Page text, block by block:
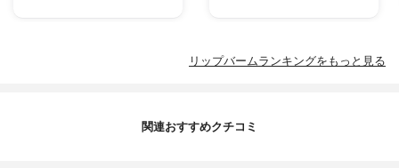
リップバームランキングをもっと見る
関連おすすめクチコミ